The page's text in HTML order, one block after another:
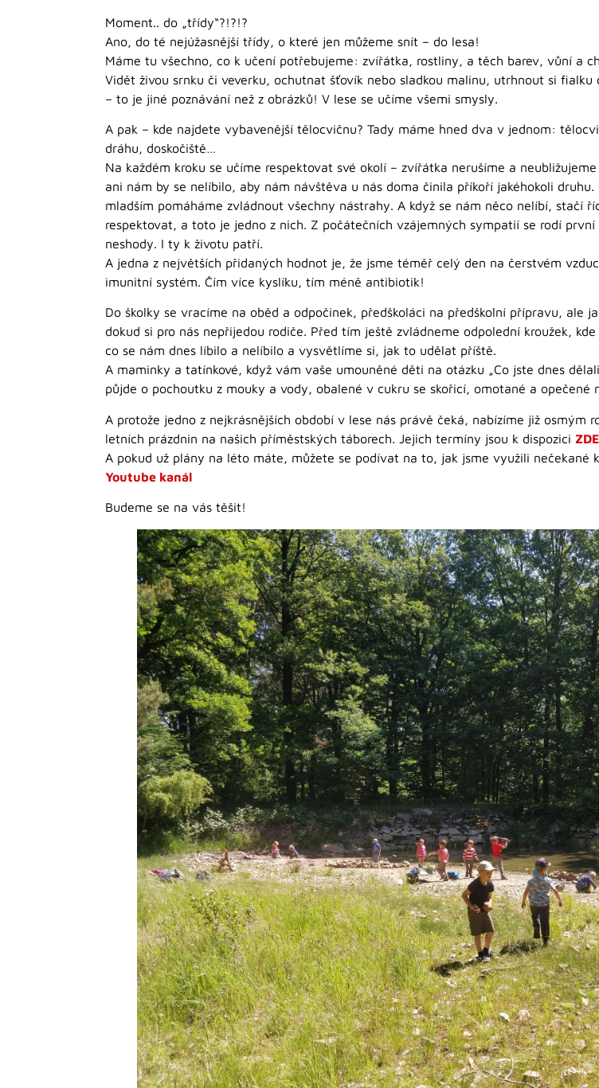
Moment.. do „třídy“?!?!?
Ano, do té nejúžasnější třídy, o které jen můžeme snít – do lesa!
Máme tu všechno, co k učení potřebujeme: zvířátka, rostliny, a těch barev, vůní a
Vidět živou srnku či veverku, ochutnat šťovík nebo sladkou malinu, utrhnout si
– to je jiné poznávání než z obrázků! V lese se učíme všemi smysly.
A pak – kde najdete vybavenější tělocvičnu? Tady máme hned dva v jednom:
dráhu, doskočiště…
Na každém kroku se učíme respektovat své okolí – zvířátka nerušíme a
ani nám by se nelíbilo, aby nám návštěva u nás doma činila příkoří jakéhokoli
mladším pomáháme zvládnout všechny nástrahy. A když se nám něco nelíbí, stačí
respektovat, a toto je jedno z nich. Z počátečních vzájemných sympatií se rodí
neshody. I ty k životu patří.
A jedna z největších přidaných hodnot je, že jsme téměř celý den na čerstvém
imunitní systém. Čím více kyslíku, tím méně antibiotik!
Do školky se vracíme na oběd a odpočinek, předškoláci na předškolní přípravu, ale
dokud si pro nás nepřijedou rodiče. Před tím ještě zvládneme odpolední kroužek,
co se nám dnes líbilo a nelíbilo a vysvětlíme si, jak to udělat příště.
A maminky a tatínkové, když vám vaše umouněné děti na otázku „Co jste dnes
půjde o pochoutku z mouky a vody, obalené v cukru se skořicí, omotané a opečené
A protože jedno z nejkrásnějších období v lese nás právě čeká, nabízíme již osmým
letních prázdnin na našich příměstských táborech. Jejich termíny jsou k dispozici ZDE
A pokud už plány na léto máte, můžete se podívat na to, jak jsme využili nečekané
Youtube kanál
Budeme se na vás těšit!